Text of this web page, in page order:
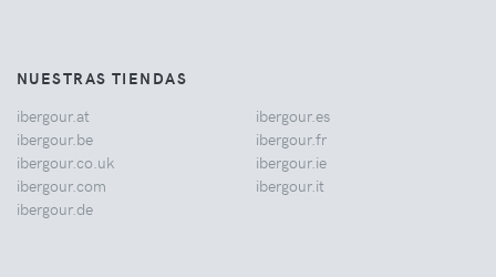
NUESTRAS TIENDAS
ibergour.at
ibergour.be
ibergour.co.uk
ibergour.com
ibergour.de
ibergour.es
ibergour.fr
ibergour.ie
ibergour.it